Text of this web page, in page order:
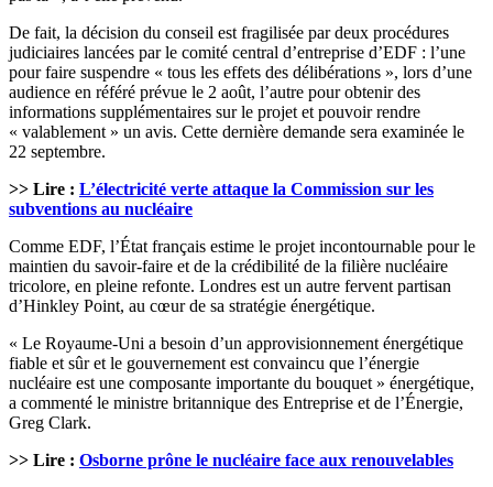
De fait, la décision du conseil est fragilisée par deux procédures
judiciaires lancées par le comité central d’entreprise d’EDF : l’une
pour faire suspendre « tous les effets des délibérations », lors d’une
audience en référé prévue le 2 août, l’autre pour obtenir des
informations supplémentaires sur le projet et pouvoir rendre
« valablement » un avis. Cette dernière demande sera examinée le
22 septembre.
>> Lire : L’électricité verte attaque la Commission sur les
subventions au nucléaire
Comme EDF, l’État français estime le projet incontournable pour le
maintien du savoir-faire et de la crédibilité de la filière nucléaire
tricolore, en pleine refonte. Londres est un autre fervent partisan
d’Hinkley Point, au cœur de sa stratégie énergétique.
« Le Royaume-Uni a besoin d’un approvisionnement énergétique
fiable et sûr et le gouvernement est convaincu que l’énergie
nucléaire est une composante importante du bouquet » énergétique,
a commenté le ministre britannique des Entreprise et de l’Énergie,
Greg Clark.
>> Lire : Osborne prône le nucléaire face aux renouvelables